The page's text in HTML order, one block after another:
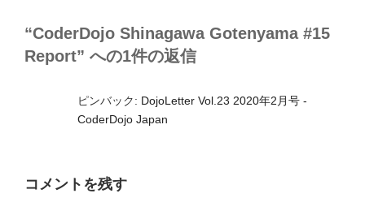
“CoderDojo Shinagawa Gotenyama #15
Report” への1件の返信
ピンバック: DojoLetter Vol.23 2020年2月号 -
CoderDojo Japan
コメントを残す